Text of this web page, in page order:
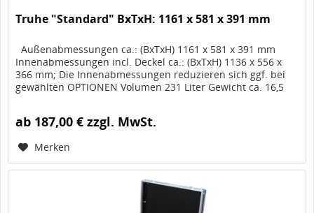
Truhe "Standard" BxTxH: 1161 x 581 x 391 mm
Außenabmessungen ca.: (BxTxH) 1161 x 581 x 391 mm
Innenabmessungen incl. Deckel ca.: (BxTxH) 1136 x 556 x
366 mm; Die Innenabmessungen reduzieren sich ggf. bei
gewählten OPTIONEN Volumen 231 Liter Gewicht ca. 16,5
ab 187,00 € zzgl. MwSt.
Merken